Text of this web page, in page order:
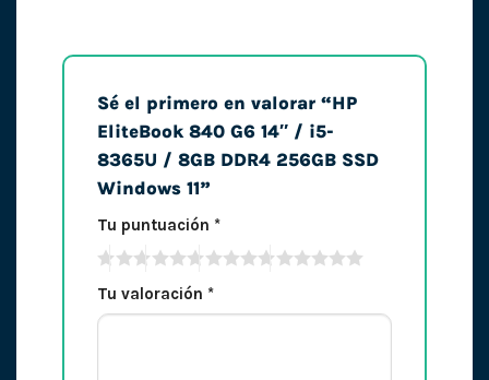
Sé el primero en valorar “HP
EliteBook 840 G6 14″ / i5-
8365U / 8GB DDR4 256GB SSD
Windows 11”
Tu puntuación *
Tu valoración *